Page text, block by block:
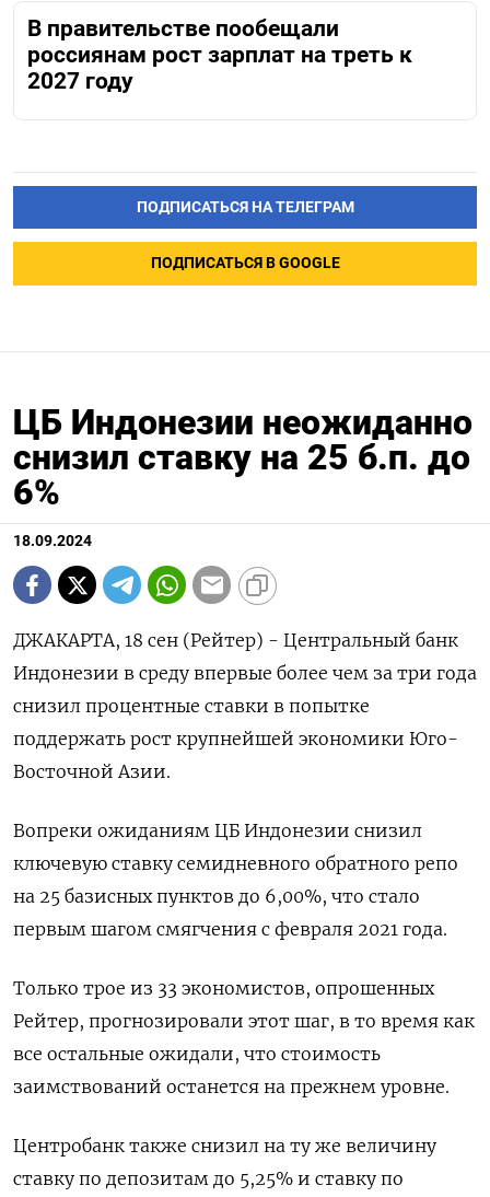
В правительстве пообещали
россиянам рост зарплат на треть к
2027 году
ПОДПИСАТЬСЯ НА ТЕЛЕГРАМ
ПОДПИСАТЬСЯ В GOOGLE
ЦБ Индонезии неожиданно
снизил ставку на 25 б.п. до
6%
18.09.2024
ДЖАКАРТА, 18 сен (Рейтер) - Центральный банк
Индонезии в среду впервые более чем за три года
снизил процентные ставки в попытке
поддержать рост крупнейшей экономики Юго-
Восточной Азии.
Вопреки ожиданиям ЦБ Индонезии снизил
ключевую ставку семидневного обратного репо
на 25 базисных пунктов до 6,00%, что стало
первым шагом смягчения с февраля 2021 года.
Только трое из 33 экономистов, опрошенных
Рейтер, прогнозировали этот шаг, в то время как
все остальные ожидали, что стоимость
заимствований останется на прежнем уровне.
Центробанк также снизил на ту же величину
ставку по депозитам до 5,25% и ставку по